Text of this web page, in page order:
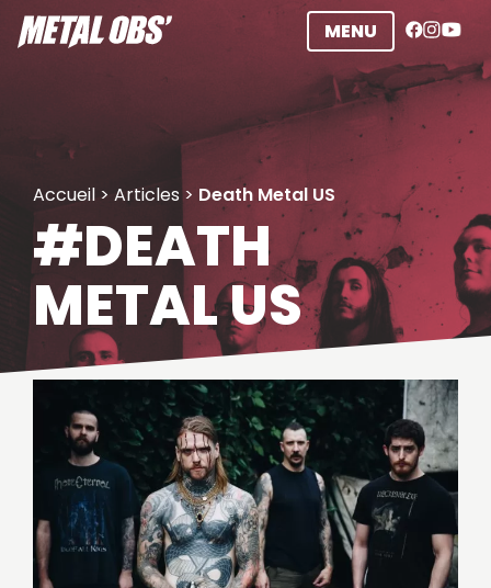
Aller
au
MENU
Accueil > Articles > Death Metal US
#DEATH
METAL US